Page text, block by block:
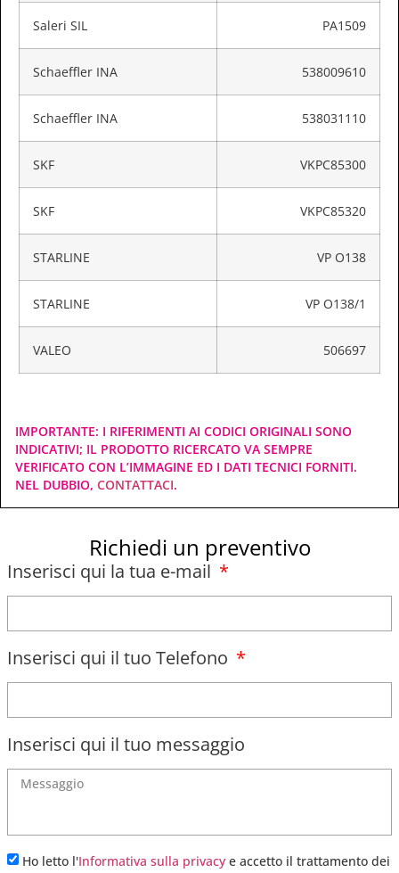
Saleri SIL PA1509
Schaeffler INA 538009610
Schaeffler INA 538031110
SKF VKPC85300
SKF VKPC85320
STARLINE VP O138
STARLINE VP O138/1
VALEO 506697
IMPORTANTE: I RIFERIMENTI AI CODICI ORIGINALI SONO
INDICATIVI; IL PRODOTTO RICERCATO VA SEMPRE
VERIFICATO CON L’IMMAGINE ED I DATI TECNICI FORNITI.
NEL DUBBIO, CONTATTACI.
Richiedi un preventivo
Inserisci qui la tua e-mail
Inserisci qui il tuo Telefono
Inserisci qui il tuo messaggio
Ho letto l'Informativa sulla privacy e accetto il trattamento dei